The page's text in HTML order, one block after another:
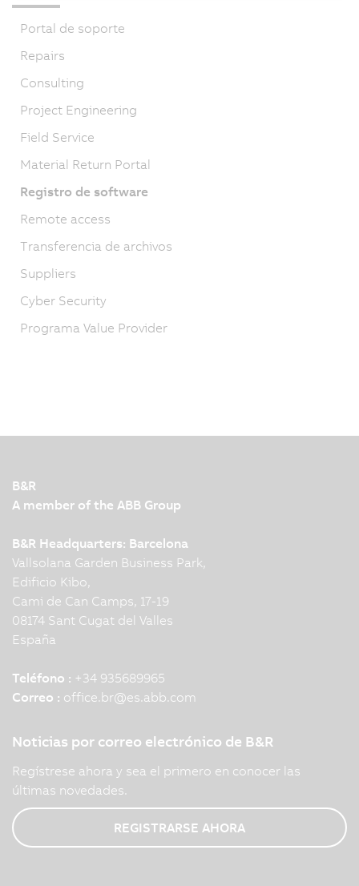
Portal de soporte
Repairs
Consulting
Project Engineering
Field Service
Material Return Portal
Registro de software
Remote access
Transferencia de archivos
Suppliers
Cyber Security
Programa Value Provider
B&R
A member of the ABB Group
B&R Headquarters: Barcelona
Vallsolana Garden Business Park,
Edificio Kibo,
Cami de Can Camps, 17-19
08174 Sant Cugat del Valles
España
Teléfono : +34 935689965
Correo : office.br@es.abb.com
Noticias por correo electrónico de B&R
Regístrese ahora y sea el primero en conocer las
últimas novedades.
REGISTRARSE AHORA